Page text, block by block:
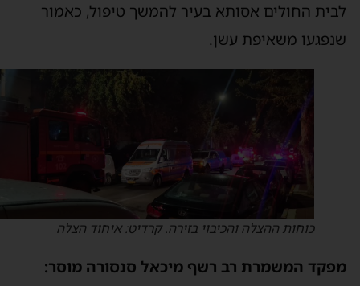
החולים אסותא בעיר להמשך טיפול, כאמור
משאיפת עשן.
כוחות ההצלה והכיבוי בזירה. קרדיט: איחוד הצלה
המשמרת רב רשף מיכאל סנסורה מוסר: